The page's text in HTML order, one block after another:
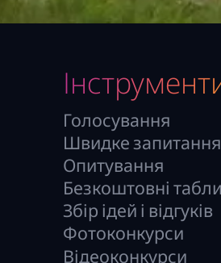
Голосування
Швидке запитання
Опитування
Безкоштовні
Збір ідей і відгуків
Фотоконкурси
Відеоконкурси